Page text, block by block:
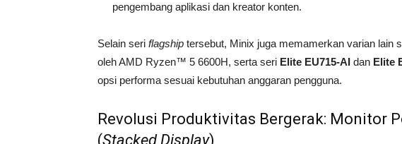
pengembang aplikasi dan kreator konten.
Selain seri flagship tersebut, Minix juga memamerkan varian lain
oleh AMD Ryzen™ 5 6600H, serta seri Elite EU715-AI dan Elite
opsi performa sesuai kebutuhan anggaran pengguna.
Revolusi Produktivitas Bergerak: Monitor
(Stacked Display)